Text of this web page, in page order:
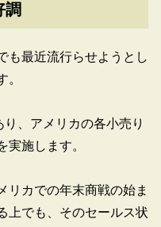
調
最近流行らせようとし
。
、アメリカの各小売り
実施します。
カでの年末商戦の始ま
上でも、そのセールス状